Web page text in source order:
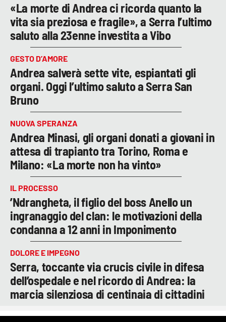
«La morte di Andrea ci ricorda quanto la
vita sia preziosa e fragile», a Serra l’ultimo
saluto alla 23enne investita a Vibo
GESTO D’AMORE
Andrea salverà sette vite, espiantati gli
organi. Oggi l’ultimo saluto a Serra San
Bruno
NUOVA SPERANZA
Andrea Minasi, gli organi donati a giovani in
attesa di trapianto tra Torino, Roma e
Milano: «La morte non ha vinto»
IL PROCESSO
’Ndrangheta, il figlio del boss Anello un
ingranaggio del clan: le motivazioni della
condanna a 12 anni in Imponimento
DOLORE E IMPEGNO
Serra, toccante via crucis civile in difesa
dell’ospedale e nel ricordo di Andrea: la
marcia silenziosa di centinaia di cittadini